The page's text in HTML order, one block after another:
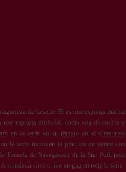
de la serie. Él es una esponja marina
una esponja artificial, como una de cocina y
en la serie en su trabajo en el Crustáceo
la serie incluyen la práctica de karate con
Escuela de Navegación de la Sra. Puff, pero
conducir sirve como un gag en toda la serie.